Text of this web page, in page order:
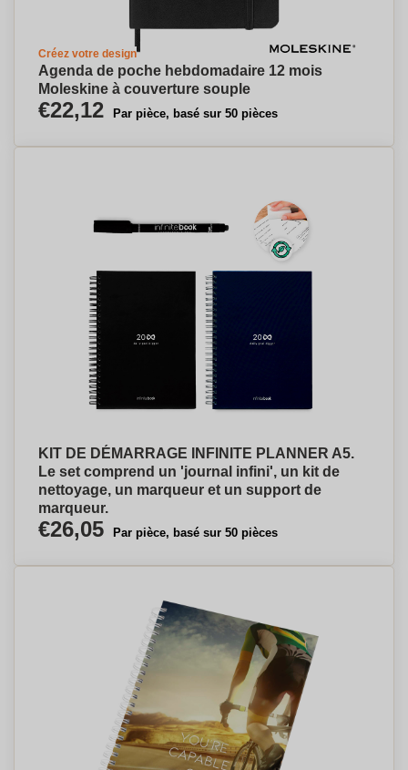
Créez votre design
Agenda de poche hebdomadaire 12 mois
Moleskine à couverture souple
€22,12 Par pièce, basé sur 50 pièces
KIT DE DÉMARRAGE INFINITE PLANNER A5.
Le set comprend un 'journal infini', un kit de
nettoyage, un marqueur et un support de
marqueur.
€26,05 Par pièce, basé sur 50 pièces